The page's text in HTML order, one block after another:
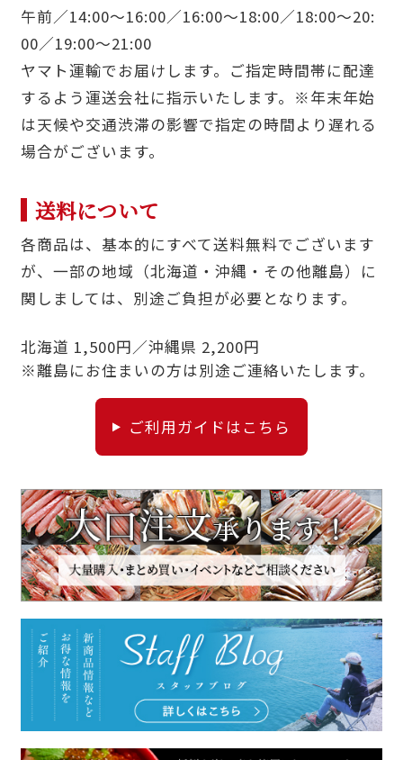
午前／14:00〜16:00／16:00〜18:00／18:00〜20:
00／19:00〜21:00
ヤマト運輸でお届けします。ご指定時間帯に配達
するよう運送会社に指示いたします。※年末年始
は天候や交通渋滞の影響で指定の時間より遅れる
場合がございます。
送料について
各商品は、基本的にすべて送料無料でございます
が、一部の地域（北海道・沖縄・その他離島）に
関しましては、別途ご負担が必要となります。
北海道 1,500円／沖縄県 2,200円
※離島にお住まいの方は別途ご連絡いたします。
ご利用ガイドはこちら